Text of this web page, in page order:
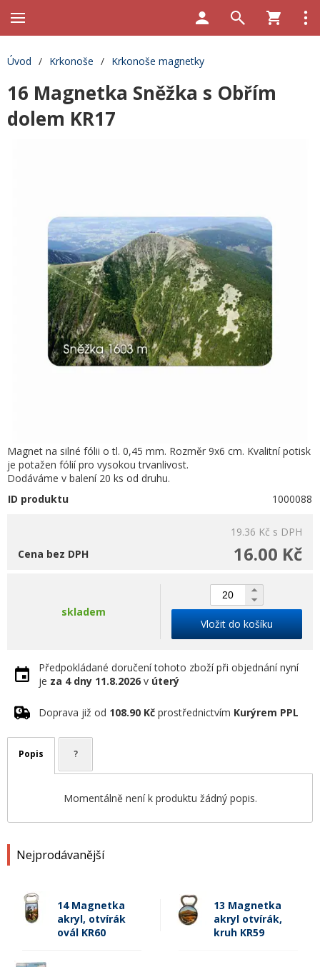
Nejprodávanější
14 Magnetka
akryl, otvírák
ovál KR60
13 Magnetka
akryl otvírák,
kruh KR59
Úvod / Krkonoše / Krkonoše magnetky
16 Magnetka Sněžka s Obřím
dolem KR17
Magnet na silné fólii o tl. 0,45 mm. Rozměr 9x6 cm. Kvalitní potisk
je potažen fólií pro vysokou trvanlivost.
Dodáváme v balení 20 ks od druhu.
ID produktu
1000088
19.36 Kč s DPH
16.00 Kč
Cena bez DPH
skladem
Vložit do košíku
Předpokládané doručení tohoto zboží při objednání nyní
je za 4 dny 11.8.2026 v úterý
Doprava již od 108.90 Kč prostřednictvím Kurýrem PPL
Popis ?
Momentálně není k produktu žádný popis.